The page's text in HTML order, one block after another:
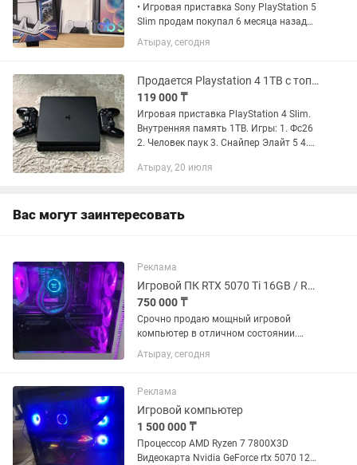
• Игровая приставка Sony PlayStation 5
Slim продам покупал 6 месяца назад
за 359000к еще на гарантий продаю
потому что не играю стоит без дела
абсолютно в идеальном...
Атырау, сегодня
Продается Playstation 4 1TB с топовыми играми
119 000 ₸
Игровая приставка PlayStation 4 Slim.
Внутренняя память 1ТB. Игры: 1. Фс26
2. Человек паук 3. Снайпер Элайт 5 4.
полная издания 7. Один из нас 2 8.
Атырау, 20 июля
Вас могут заинтересовать
Реклама
Игровой ПК RTX 5070 Ti 16GB / Ryzen 7 5700X3D / 64GB / NVMe / Водянка,Wi-Fi
750 000 ₸
Срочно продаю мощный игровой
компьютер в отличном состоянии.
Компьютер собирался для себя из
качественных комплектующих,
никаких вложений. Характеристики:
Процессор...
Атырау, сегодня
Реклама
Игровой компьютер
1 500 000 ₸
Процессор AMD Ryzen 7 7800X3D
Видеокарта Nvidia GeForce rtx 5070 12